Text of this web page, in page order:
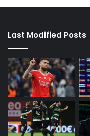
Last Modified Posts